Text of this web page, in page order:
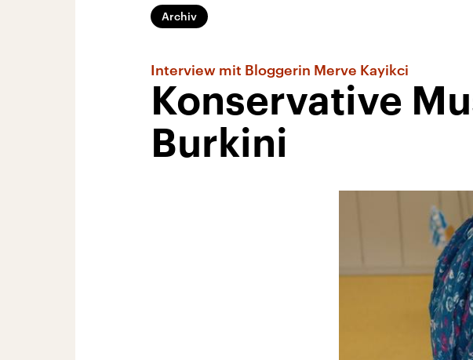
Archiv
Interview mit Bloggerin Merve Kayikci
Konservative
Burkini